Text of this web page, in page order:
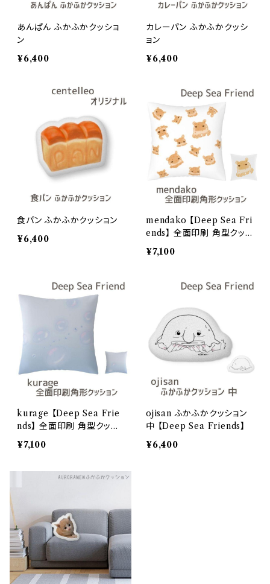
あんぱん ふかふかクッショ
ン
¥6,400
カレーパン ふかふかクッシ
ョン
¥6,400
食パン ふかふかクッション
¥6,400
mendako 【Deep Sea Fri
ends】 全面印刷 角型クッ
ション
¥7,100
kurage 【Deep Sea Frie
nds】 全面印刷 角型クッシ
ョン
¥7,100
ojisan ふかふかクッション
中 【Deep Sea Friends】
¥6,400